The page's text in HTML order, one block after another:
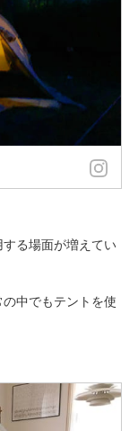
る場面が増えてい
中でもテントを使